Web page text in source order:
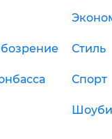
Стиль
Спорт